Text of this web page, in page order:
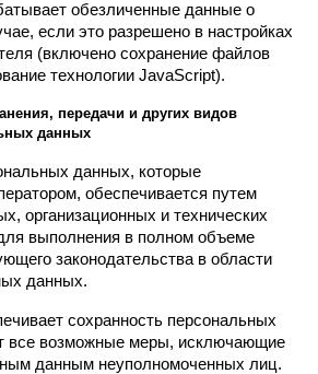
обезличенные данные о
если это разрешено в настройках
(включено сохранение файлов
технологии JavaScript).
передачи и других видов
данных
данных, которые
обеспечивается путем
организационных и технических
выполнения в полном объеме
законодательства в области
данных.
сохранность персональных
все возможные меры, исключающие
данным неуполномоченных лиц.